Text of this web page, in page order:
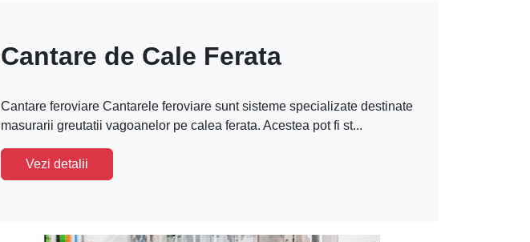
Cantare de Cale Ferata
Cantare feroviare Cantarele feroviare sunt sisteme specializate destinate
masurarii greutatii vagoanelor pe calea ferata. Acestea pot fi st...
Vezi detalii